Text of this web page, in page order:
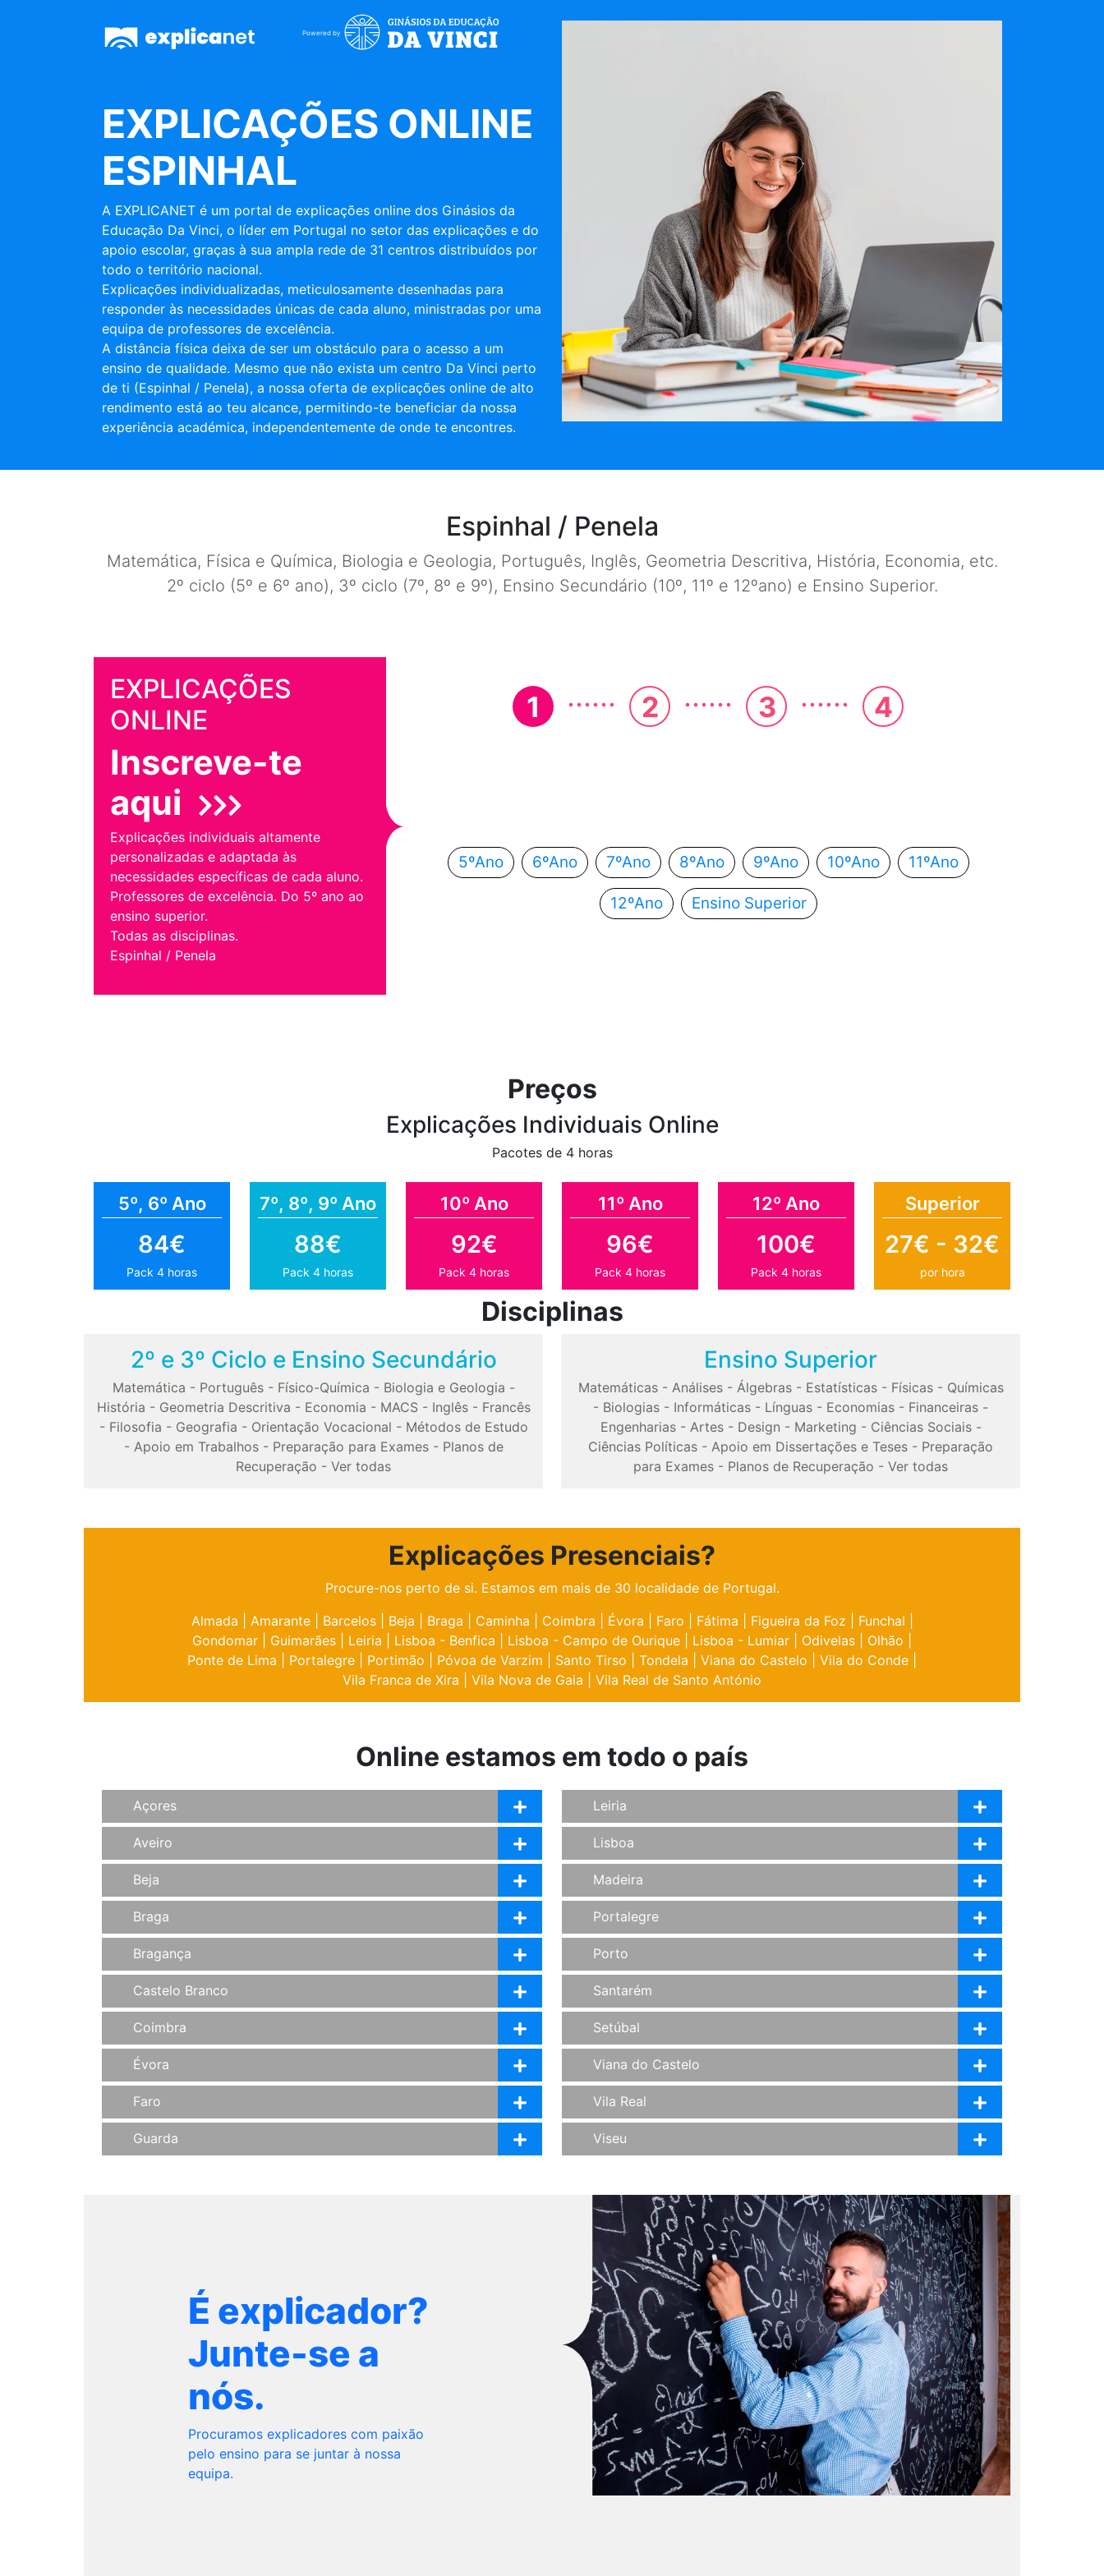
Powered by
EXPLICAÇÕES ONLINE
ESPINHAL
A EXPLICANET é um portal de explicações online dos Ginásios da
Educação Da Vinci, o líder em Portugal no setor das explicações e do
apoio escolar, graças à sua ampla rede de 31 centros distribuídos por
todo o território nacional.
Explicações individualizadas, meticulosamente desenhadas para
responder às necessidades únicas de cada aluno, ministradas por uma
equipa de professores de excelência.
A distância física deixa de ser um obstáculo para o acesso a um
ensino de qualidade. Mesmo que não exista um centro Da Vinci perto
de ti (Espinhal / Penela), a nossa oferta de explicações online de alto
rendimento está ao teu alcance, permitindo-te beneficiar da nossa
experiência académica, independentemente de onde te encontres.
Espinhal / Penela
Matemática, Física e Química, Biologia e Geologia, Português, Inglês, Geometria Descritiva, História, Economia, etc.
2º ciclo (5º e 6º ano), 3º ciclo (7º, 8º e 9º), Ensino Secundário (10º, 11º e 12ºano) e Ensino Superior.
EXPLICAÇÕES
ONLINE
Inscreve-te
aqui
Explicações individuais altamente
personalizadas e adaptada às
necessidades específicas de cada aluno.
Professores de excelência. Do 5º ano ao
ensino superior.
Todas as disciplinas.
Espinhal / Penela
1 ...... 2 ...... 3 ...... 4
5ºAno 6ºAno 7ºAno 8ºAno 9ºAno 10ºAno 11ºAno
12ºAno Ensino Superior
Preços
Explicações Individuais Online
Pacotes de 4 horas
5º, 6º Ano
84€
Pack 4 horas
7º, 8º, 9º Ano
88€
Pack 4 horas
10º Ano
92€
Pack 4 horas
11º Ano
96€
Pack 4 horas
12º Ano
100€
Pack 4 horas
Superior
27€ - 32€
por hora
Disciplinas
2º e 3º Ciclo e Ensino Secundário
Matemática - Português- Físico-Química - Biologia e Geologia -
História - Geometria Descritiva - Economia - MACS- Inglês- Francês
- Filosofia - Geografia - Orientação Vocacional - Métodos de Estudo
- Apoio em Trabalhos- Preparação para Exames- Planos de
Recuperação - Ver todas
Ensino Superior
Matemáticas- Análises- Álgebras- Estatísticas- Físicas- Químicas
- Biologias - Informáticas - Línguas - Economias - Financeiras -
Engenharias- Artes- Design - Marketing - Ciências Sociais-
Ciências Políticas - Apoio em Dissertações e Teses - Preparação
para Exames - Planos de Recuperação - Ver todas
Explicações Presenciais?
Procure-nos perto de si. Estamos em mais de 30 localidade de Portugal.
Almada
Amarante Barcelos Beja Braga Caminha Coimbra Évora Faro Fátima Figueira da Foz Funchal
Gondomar
Guimarães Leiria Lisboa - Benfica Lisboa - Campo de Ourique Lisboa - Lumiar Odivelas Olhão
Ponte de Lima
Portalegre Portimão Póvoa de Varzim Santo Tirso Tondela Viana do Castelo Vila do Conde
Vila Franca de Xira
Vila Nova de Gaia Vila Real de Santo António
Online estamos em todo o país
Açores
Aveiro
Beja
Braga
Bragança
Castelo Branco
Coimbra
Évora
Faro
Guarda
Leiria
Lisboa
Madeira
Portalegre
Porto
Santarém
Setúbal
Viana do Castelo
Vila Real
Viseu
É explicador?
Junte-se a
nós.
Procuramos explicadores com paixão
pelo ensino para se juntar à nossa
equipa.